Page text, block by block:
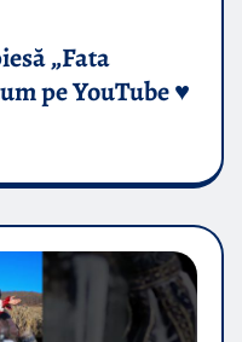
„Fata
pe YouTube ♥️